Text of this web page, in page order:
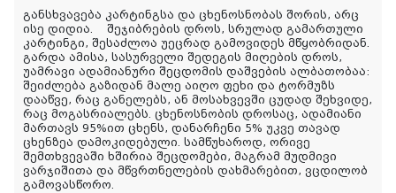
განსხვავება კარტინგსა და ცხენოსნობას შორის, არც
ისე დიდია. შეჯიბრების დროს, სრულად გამართული
კარტინგი, შესაძლოა უეცრად გამოვიდეს მწყობრიდან.
გარდა ამისა, სასურველი შედეგის მიღების დროს,
უამრავი ადამიანური შეცდომის დაშვების ალბათობაა:
შეიძლება გაზიდან მალე აიღო ფეხი და ტორმუზს
დააწვე, რაც განელებს, ან მოსახვევში ცუდად შეხვიდე,
რაც მოგასრიალებს. ცხენოსნობის დროსაც, ადამიანი
მართავს 95%ით ცხენს, დანარჩენი 5% უკვე თავად
ცხენზეა დამოკიდებული. სამწუხაროდ, ორივე
შემთხვევაში ხშირია შეცდომები, მაგრამ მუდმივი
ვარჯიშითა და მწვრთნელების დახმარებით, ვცდილობ
გამოვასწორო.